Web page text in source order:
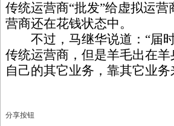
传统运营商“批发”给虚拟运
营商还在花钱状态中。
不过，马继华说道：“届时
传统运营商，但是羊毛出在
自己的其它业务，靠其它业
分享按钮